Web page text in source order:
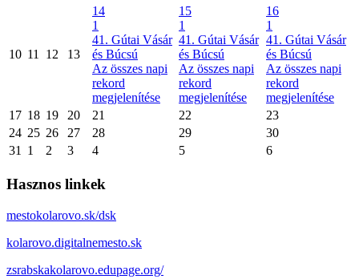
10 11 12 13
14
1
41. Gútai Vásár
és Búcsú
Az összes napi
rekord
megjelenítése
15
1
41. Gútai Vásár
és Búcsú
Az összes napi
rekord
megjelenítése
16
1
41. Gútai Vásár
és Búcsú
Az összes napi
rekord
megjelenítése
17 18 19 20 21 22
23
24 25 26 27 28 29
30
31
1 2 3 4 5 6
Hasznos linkek
mestokolarovo.sk/dsk
kolarovo.digitalnemesto.sk
zsrabskakolarovo.edupage.org/